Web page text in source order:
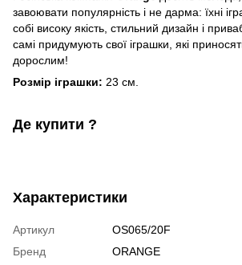
завоювати популярність і не дарма: їхні
собі високу якість, стильний дизайн і
самі придумують свої іграшки, які
дорослим!
Розмір іграшки: 23 см.
Де купити ?
Характеристики
Артикул
OS065/20F
Бренд
ORANGE